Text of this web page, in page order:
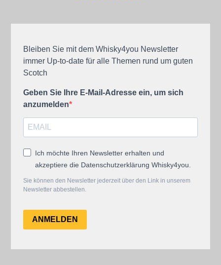
Bleiben Sie mit dem Whisky4you Newsletter
immer Up-to-date für alle Themen rund um guten
Scotch
Geben Sie Ihre E-Mail-Adresse ein, um sich
anzumelden
Ich möchte Ihren Newsletter erhalten und
akzeptiere die Datenschutzerklärung Whisky4you.
Sie können den Newsletter jederzeit über den Link in unserem
Newsletter abbestellen.
ANMELDEN